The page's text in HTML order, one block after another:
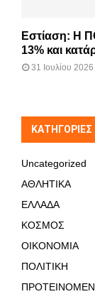
Εστίαση: Η
13% και
31 Ιουλίου 2026
KΑΤΗΓΟΡΊΕΣ
Uncategorized
ΑΘΛΗΤΙΚΑ
ΕΛΛΑΔΑ
ΚΟΣΜΟΣ
ΟΙΚΟΝΟΜΙΑ
ΠΟΛΙΤΙΚΗ